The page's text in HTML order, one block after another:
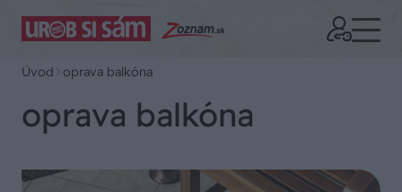
Úvod oprava balkóna
oprava balkóna